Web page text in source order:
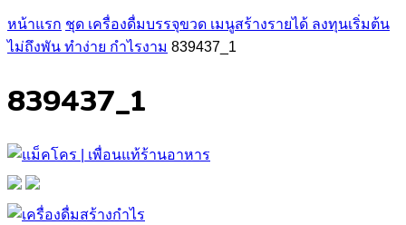
หน้าแรก ชุด เครื่องดื่มบรรจุขวด เมนูสร้างรายได้ ลงทุนเริ่มต้น
ไม่ถึงพัน ทำง่าย กำไรงาม 839437_1
839437_1